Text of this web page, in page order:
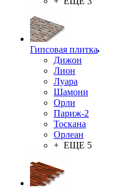
Гипсовая плитка
Дижон
Лион
Луара
Шамони
Орли
Париж-2
Тоскана
Орлеан
+ ЕЩЕ 5